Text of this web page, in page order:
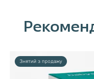
Знятий з продажу